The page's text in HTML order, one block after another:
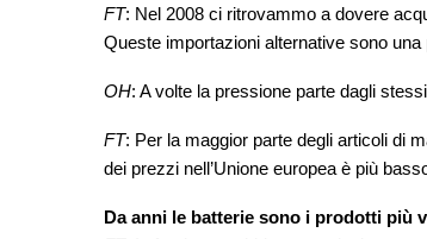
FT: Nel 2008 ci ritrovammo a dovere
Queste importazioni alternative sono
OH: A volte la pressione parte dagli
FT: Per la maggior parte degli articoli di
dei prezzi nell’Unione europea è più
Da anni le batterie sono i prodotti più